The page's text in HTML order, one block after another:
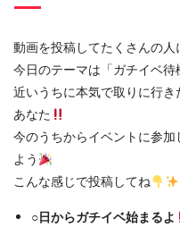
動画を投稿してたくさんの人
今日のテーマは「ガチイベ待
近いうちに本気で取りに行
あなた
今のうちからイベントに参
よう
こんな感じで投稿してね
○日からガチイベ始まるよ